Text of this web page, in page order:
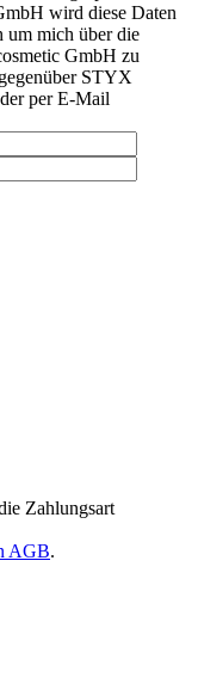
wird diese Daten
um mich über die
GmbH zu
STYX
per E-Mail
Zahlungsart
AGB.